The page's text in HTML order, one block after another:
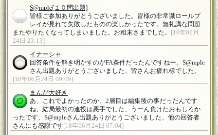
S@mple[１０問出題]
皆様ご参加ありがとうございました。皆様の非常識ロールプ
レイが見れて失敗したものの楽しかったです。無礼講な問題
またやりたくなってしまいました。お粗末さまでした。 [18年06月
24日 23:13]
イナーシャ
回答条件を解き明かすのがFA条件だったんですねー。S@mple
さん出題ありがとうございました、皆さんお疲れ様でした。
[18年06月24日 09:09]
まんが大好き
あ、これでよかったのか、2層目は編集後の事だったんです
ね、結局最初の連投は悪手でした、うーん負けたおもしろか
ったです、S@mpleさん出題ありがとうございました、他の回答者
さんにも感謝です[18年06月24日 07:04]